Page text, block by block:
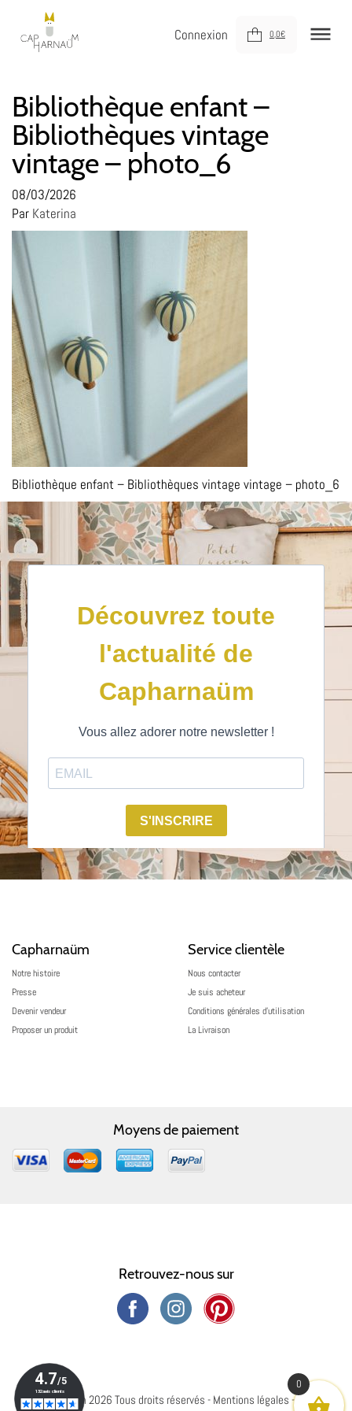
Connexion 0,0€
NOUVEAUTÉS
MEUBLER
DÉCORER
JOUER
DERNIÈRE CHANCE !
À VOTRE SERVICE
À PROPOS
Bibliothèque enfant –
Bibliothèques vintage
vintage – photo_6
08/03/2026
Par Katerina
Bibliothèque enfant – Bibliothèques vintage vintage – photo_6
Capharnaüm
Notre histoire
Presse
Devenir vendeur
Proposer un produit
Service clientèle
Nous contacter
Je suis acheteur
Conditions générales d’utilisation
La Livraison
Moyens de paiement
Retrouvez-nous sur
© Capharnaüm 2026 Tous droits réservés - Mentions légales -Crédits-
0